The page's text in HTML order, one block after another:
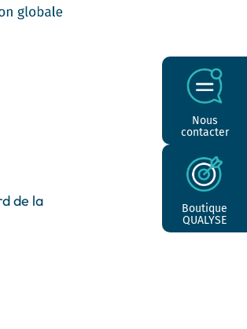
de la
Nous
contacter
Boutique
QUALYSE